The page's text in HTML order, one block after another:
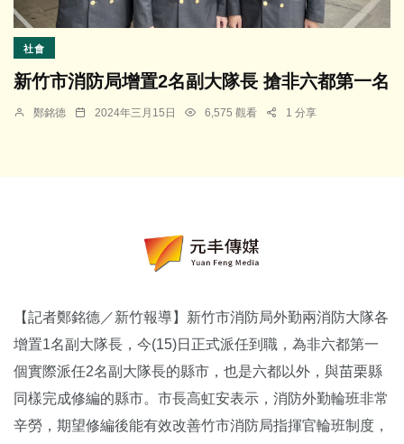
社會
新竹市消防局增置2名副大隊長 搶非六都第一名
鄭銘德 2024年三月15日 6,575 觀看 1 分享
【記者鄭銘德／新竹報導】新竹市消防局外勤兩消防大隊各
增置1名副大隊長，今(15)日正式派任到職，為非六都第一
個實際派任2名副大隊長的縣市，也是六都以外，與苗栗縣
同樣完成修編的縣市。市長高虹安表示，消防外勤輪班非常
辛勞，期望修編後能有效改善竹市消防局指揮官輪班制度，